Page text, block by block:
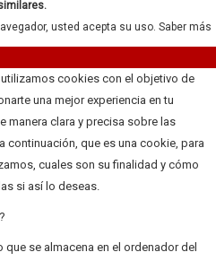
usted acepta su uso. Saber más
utilizamos cookies con el objetivo de
una mejor experiencia en tu
manera clara y precisa sobre las
que es una cookie, para
cuales son su finalidad y cómo
si así lo deseas.
se almacena en el ordenador del